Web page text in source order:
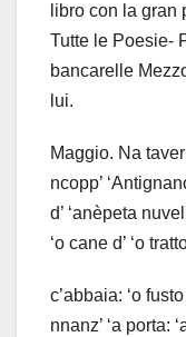
libro con la gran
Tutte le Poesie-
bancarelle
lui.
Maggio. Na
ncopp’
d’ ‘anèpeta
‘o cane d’ ‘o
c’abbaia: ‘o
nnanz’ ‘a porta: